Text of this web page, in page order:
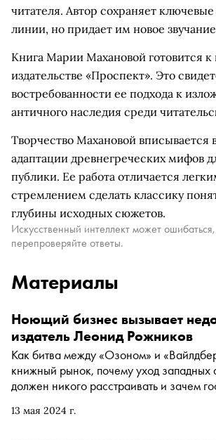
читателя. Автор сохраняет
линии, но придает им новое
Книга Марии Махановой готовится
издательстве «Проспект». Это
востребованности ее подхода к
античного наследия среди
Творчество Махановой вписывается
адаптации древнегреческих мифов
публики. Ее работа отличается
стремлением сделать классику
глубины исходных сюжетов.
Искусственный интеллект может
перепроверяйте ответы.
Материалы
13 мая 2024 г.
Ноющий бизнес вызывает
издатель Леонид Рожников
Как битва между «Озоном» и
книжный рынок, почему уход западных
должен никого расстраивать и зачем
издательства «Проспект» Леонида